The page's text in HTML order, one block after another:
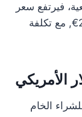
فيرتفع سعر
الشراء إلى 25.44€ وسعر البيع إلى 26.21€, مع تكلفة
الأمريكي
الذهب عيار 24 اليوم يبلغ $108.91 للشراء الخام